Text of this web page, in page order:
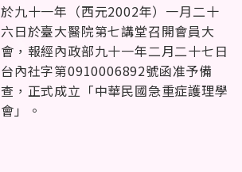
於九十一年（西元2002年）一月二十
六日於臺大醫院第七講堂召開會員大
會，報經內政部九十一年二月二十七日
台內社字第0910006892號函准予備
查，正式成立「中華民國急重症護理學
會」。